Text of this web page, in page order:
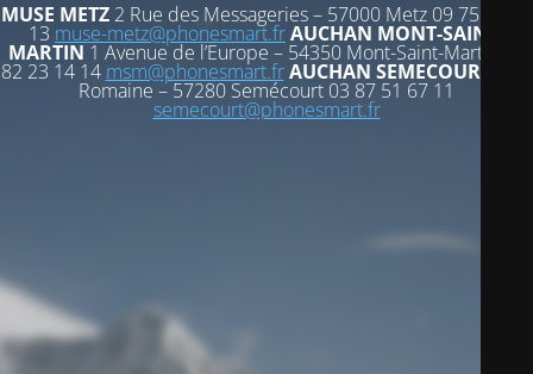
MUSE METZ 2 Rue des Messageries – 57000 Metz 09 75 72 53
13 muse-metz@phonesmart.frAUCHAN MONT-SAINT-
MARTIN 1 Avenue de l’Europe – 54350 Mont-Saint-Martin 03
82 23 14 14 msm@phonesmart.fr AUCHAN SEMECOURT
Romaine – 57280 Semécourt 03 87 51 67 11
semecourt@phonesmart.fr